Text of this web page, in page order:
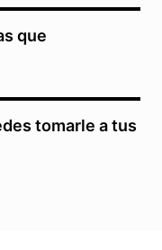
que
tomarle a tus